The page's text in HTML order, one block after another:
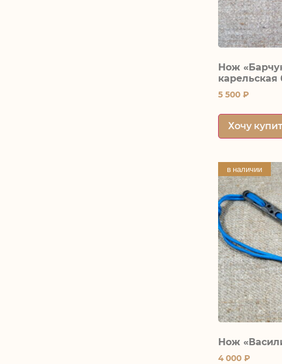
Нож
карельская
5 500 ₽
Хочу
в наличии
Нож
4 000 ₽